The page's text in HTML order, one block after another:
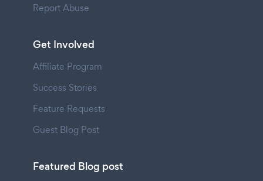
Report Abuse
Get Involved
Affiliate Program
Success Stories
Feature Requests
Guest Blog Post
Featured Blog post